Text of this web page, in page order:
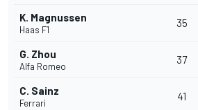
K. Magnussen
Haas F1
35
G. Zhou
Alfa Romeo
37
C. Sainz
Ferrari
41